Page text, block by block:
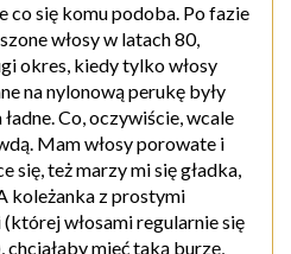
co się komu podoba. Po fazie
włosy w latach 80,
okres, kiedy tylko włosy
na nylonową perukę były
ładne. Co, oczywiście, wcale
Mam włosy porowate i
się, też marzy mi się gładka,
koleżanka z prostymi
włosami regularnie się
chciałaby mieć taką burzę,